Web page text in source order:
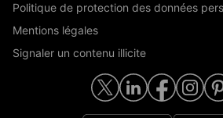
Politique de protection des données
Mentions légales
Signaler un contenu illicite